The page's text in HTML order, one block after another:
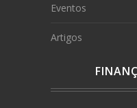
Eventos
Artigos